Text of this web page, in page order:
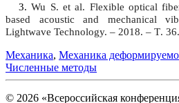
3. Wu S. et al. Flexible optical
based acoustic and mechanical
Lightwave Technology. – 2018. – Т.
Механика, Механика
Численные методы
© 2026 «Всероссийская